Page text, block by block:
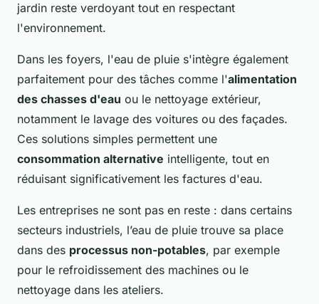
jardin reste verdoyant tout en respectant
l'environnement.
Dans les foyers, l'eau de pluie s'intègre également
parfaitement pour des tâches comme l'alimentation
des chasses d'eau ou le nettoyage extérieur,
notamment le lavage des voitures ou des façades.
Ces solutions simples permettent une
consommation alternative intelligente, tout en
réduisant significativement les factures d'eau.
Les entreprises ne sont pas en reste : dans certains
secteurs industriels, l’eau de pluie trouve sa place
dans des processus non-potables, par exemple
pour le refroidissement des machines ou le
nettoyage dans les ateliers.